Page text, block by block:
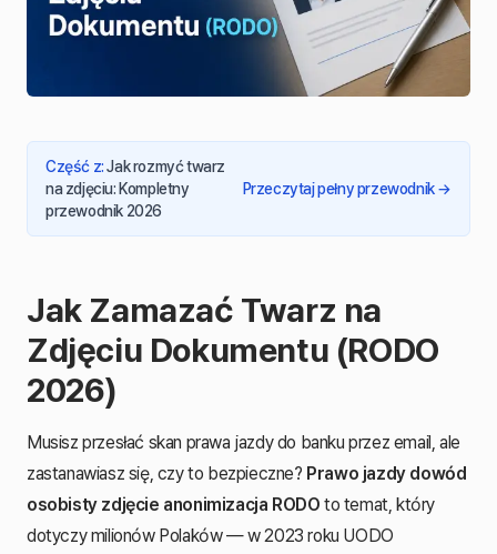
Część z: Jak rozmyć twarz
na zdjęciu: Kompletny
przewodnik 2026
Przeczytaj pełny przewodnik →
Jak Zamazać Twarz na
Zdjęciu Dokumentu (RODO
2026)
Musisz przesłać skan prawa jazdy do banku przez email, ale
zastanawiasz się, czy to bezpieczne? Prawo jazdy dowód
osobisty zdjęcie anonimizacja RODO to temat, który
dotyczy milionów Polaków — w 2023 roku UODO